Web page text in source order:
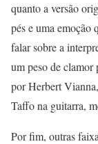
quanto a versão
pés e uma emoção
falar sobre a
um peso de clamor
por Herbert
Taffo na guitarra,
Por fim, outras